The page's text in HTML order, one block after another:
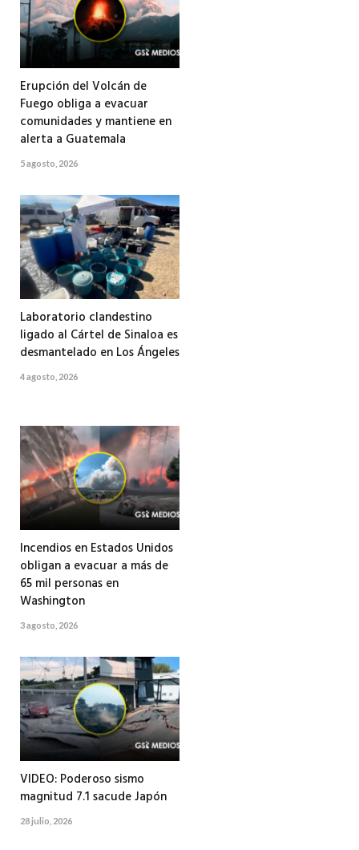
Erupción del Volcán de
Fuego obliga a evacuar
comunidades y mantiene en
alerta a Guatemala
5 agosto, 2026
Laboratorio clandestino
ligado al Cártel de Sinaloa es
desmantelado en Los Ángeles
4 agosto, 2026
Incendios en Estados Unidos
obligan a evacuar a más de
65 mil personas en
Washington
3 agosto, 2026
VIDEO: Poderoso sismo
magnitud 7.1 sacude Japón
28 julio, 2026